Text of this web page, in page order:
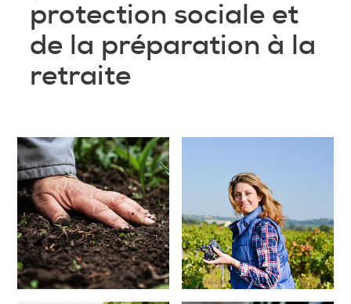
protection sociale et
de la préparation à la
retraite